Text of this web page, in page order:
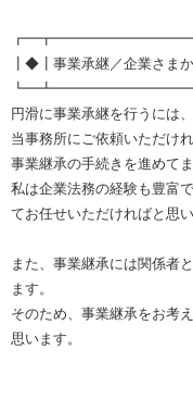
┃◆┃事業承継／企業さまか
円滑に事業承継を行うには
当事務所にご依頼いただけ
事業継承の手続きを進めてま
私は企業法務の経験も豊富
てお任せいただければと思い
また、事業継承には関係者
ます。
そのため、事業継承をお考
思います。